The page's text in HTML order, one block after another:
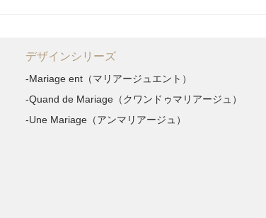
デザインシリーズ
-Mariage ent（マリアージュエント）
-Quand de Mariage（クワンドゥマリアージュ）
-Une Mariage（アンマリアージュ）